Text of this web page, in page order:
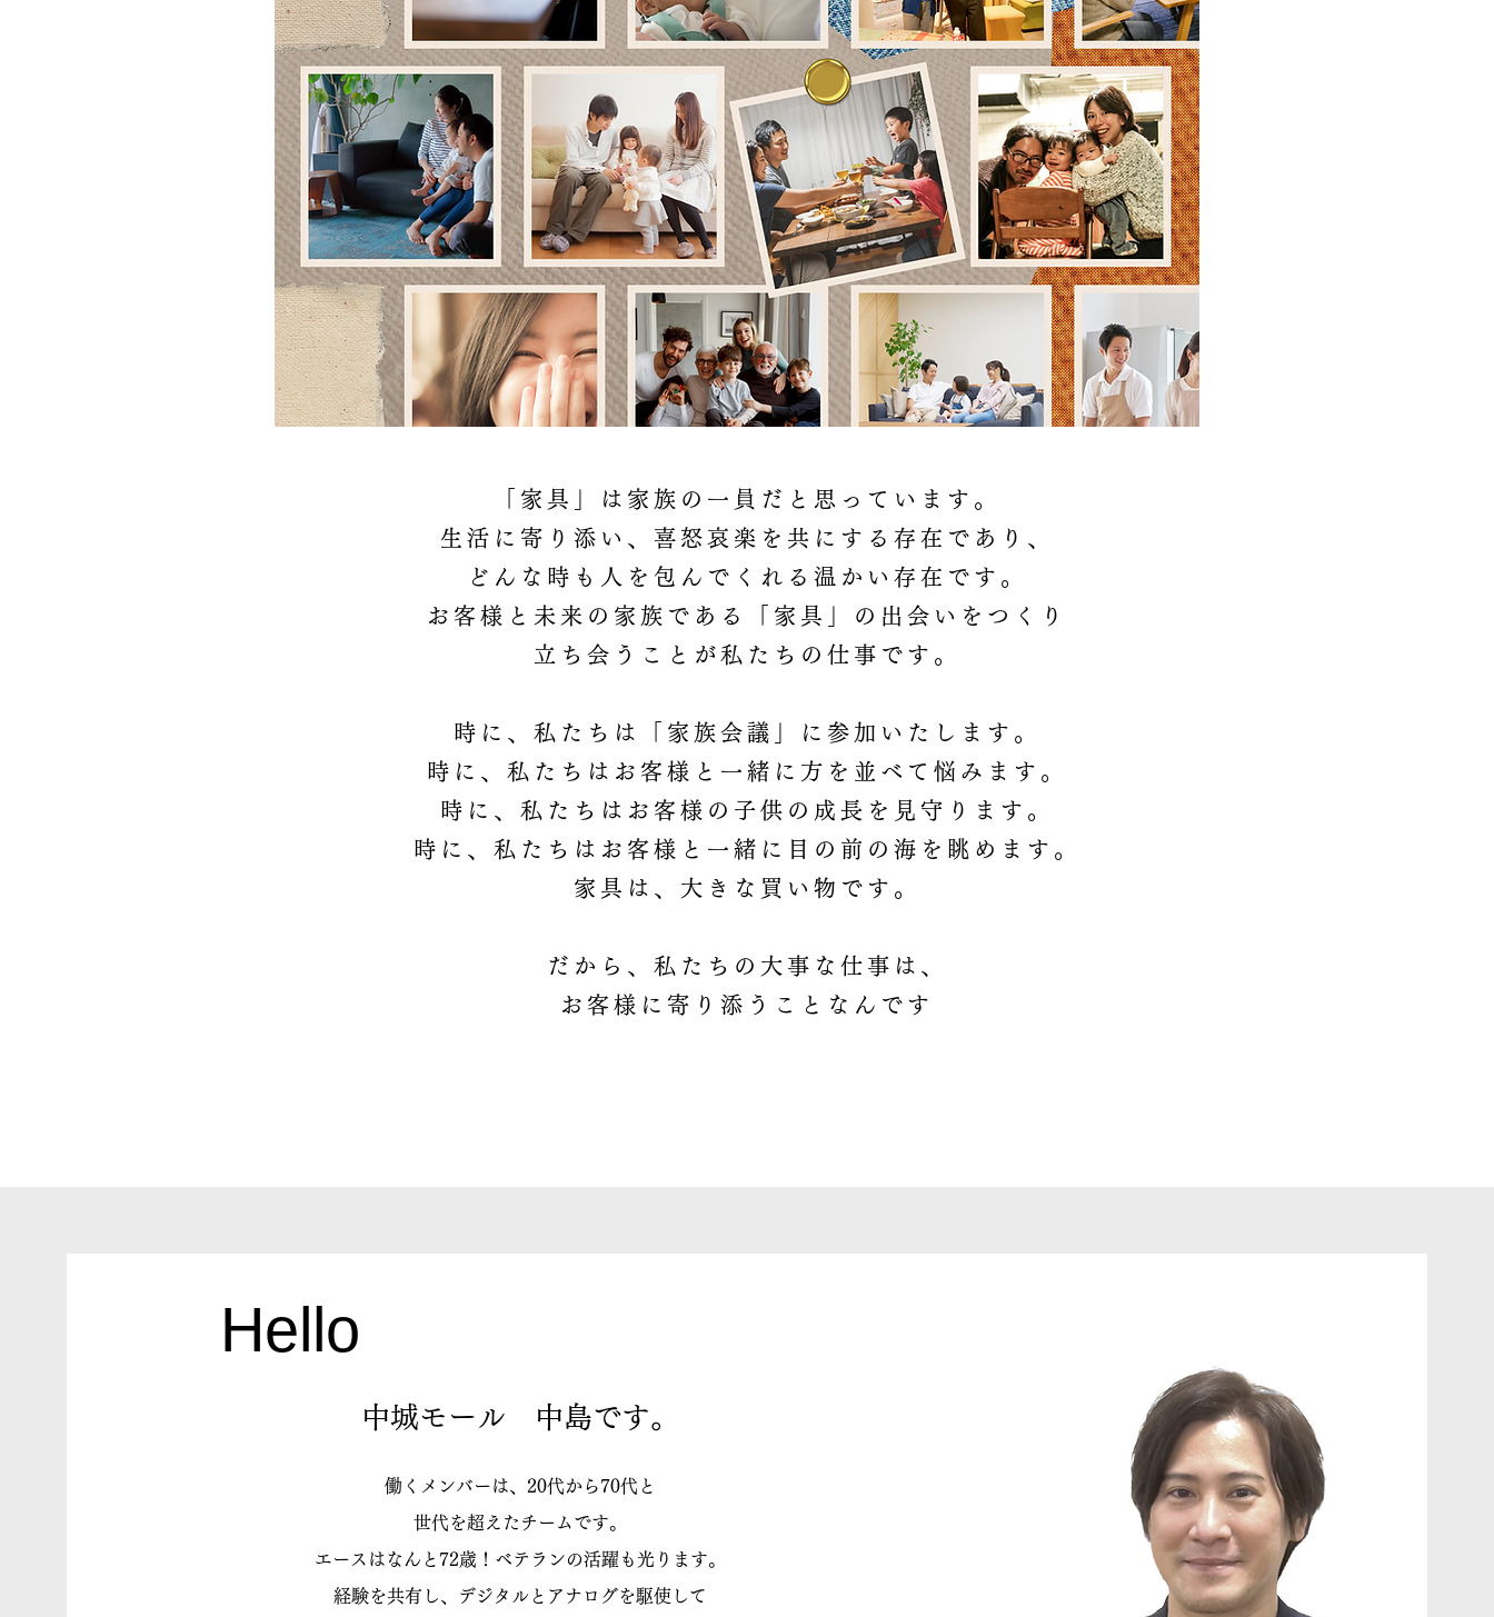
「家具」は家族の一員だと思っています。
生活に寄り添い、喜怒哀楽を共にする存在であり、
どんな時も人を包んでくれる温かい存在です。
お客様と未来の家族である「家具」の出会いをつくり
立ち会うことが私たちの仕事です。
時に、私たちは「家族会議」に参加いたします。
時に、私たちはお客様と一緒に方を並べて悩みます。
時に、私たちはお客様の子供の成長を見守ります。
時に、私たちはお客様と一緒に目の前の海を眺めます。
家具は、大きな買い物です。
だから、私たちの大事な仕事は、
お客様に寄り添うことなんです
Hello
​中城モール 中島です。
働くメンバーは、20代から70代と
世代を超えたチームです。
エースはなんと72歳！ベテランの活躍も光ります。
経験を共有し、デジタルとアナログを駆使して